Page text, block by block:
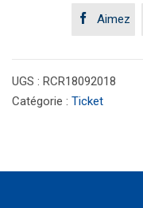
 Aimez
UGS : RCR18092018
Catégorie : Ticket